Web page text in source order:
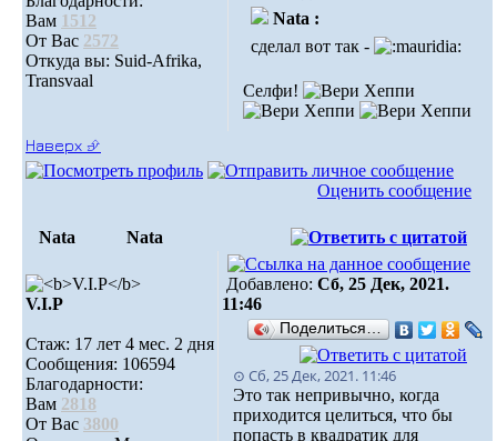
Вам 1512
От Вас 2572
Откуда вы: Suid-Afrika,
Transvaal
Nata :
сделал вот так -
Селфи!
Наверх ⮵
Оценить сообщение
Nata Nata
V.I.Р
Стаж: 17 лет 4 мес. 2 дня
Сообщения: 106594
Благодарности:
Вам 2818
От Вас 3800
Добавлено: Сб, 25 Дек, 2021.
11:46
Поделиться…
⊙ Сб, 25 Дек, 2021. 11:46
Это так непривычно, когда
приходится целиться, что бы
попасть в квадратик для